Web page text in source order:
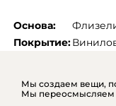
Основа:
Покрытие:
Мы создаем вещи,
Мы переосмысляем